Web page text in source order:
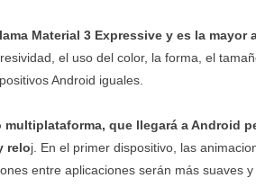
Material 3 Expressive y es la
el uso del color, la forma, el
Android iguales.
que llegará a Android
reloj. En el primer dispositivo, las
entre aplicaciones serán más suaves